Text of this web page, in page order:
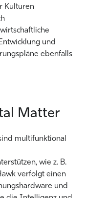
Kulturen
und
ebenfalls
Matter
multifunktional
wie z. B.
verfolgt einen
und